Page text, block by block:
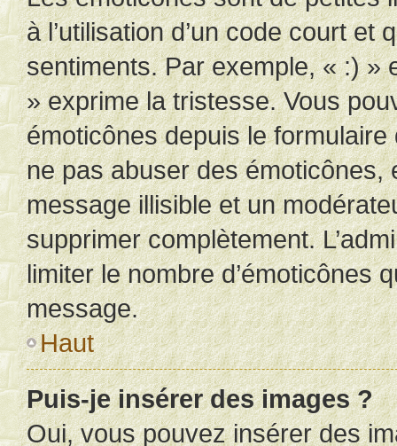
à l’utilisation d’un code court et
sentiments. Par exemple, « :) »
» exprime la tristesse. Vous
émoticônes depuis le
ne pas abuser des émoticônes,
message illisible et un
supprimer complètement.
limiter le nombre d’émoticônes
message.
Haut
Puis-je insérer des images ?
Oui, vous pouvez insérer des